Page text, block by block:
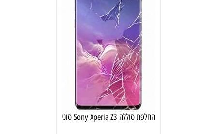
‏החלפת סוללה Sony Xperia Z3 סוני